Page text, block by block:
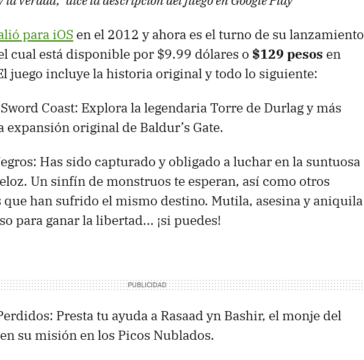
para iOS en el 2012 y ahora es el turno de su lanzamiento
cual está disponible por $9.99 dólares o $129 pesos en
juego incluye la historia original y todo lo siguiente:
Coast: Explora la legendaria Torre de Durlag y más
expansión original de Baldur’s Gate.
Has sido capturado y obligado a luchar en la suntuosa
Un sinfín de monstruos te esperan, así como otros
que han sufrido el mismo destino. Mutila, asesina y aniquila
para ganar la libertad... ¡si puedes!
Presta tu ayuda a Rasaad yn Bashir, el monje del
su misión en los Picos Nublados.